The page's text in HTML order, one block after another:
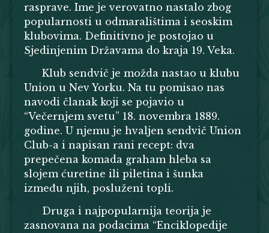
rasprave. Ime je verovatno nastalo zbog
popularnosti u odmaralištima i seoskim
klubovima. Definitivno je postojao u
Sjedinjenim Državama do kraja 19. Veka.
Klub sendvič je možda nastao u klubu
Union u Nev Yorku. Na tu pomisao nas
navodi članak koji se pojavio u
“Večernjem svetu” 18. novembra 1889.
godine. U njemu je hvaljen sendvič Union
Club-a i napisan rani recept: dva
prepečena komada graham hleba sa
slojem ćuretine ili piletina i šunka
između njih, posluženi topli.
Druga i najpopularnija teorija je
zasnovana na podacima “Enciklopedije